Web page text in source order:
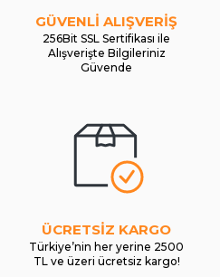
GÜVENLİ ALIŞVERİŞ
256Bit SSL Sertifikası ile
Alışverişte Bilgileriniz
Güvende
ÜCRETSİZ KARGO
Türkiye’nin her yerine 2500
TL ve üzeri ücretsiz kargo!